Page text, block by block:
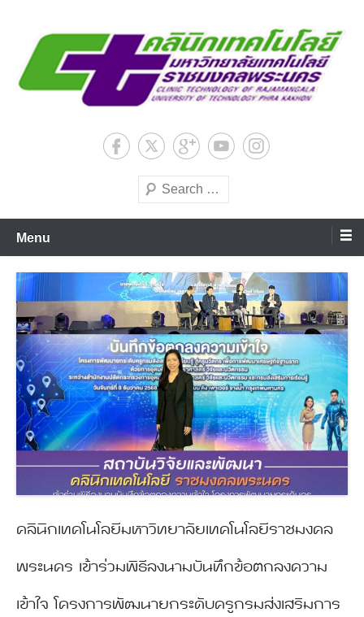
content
ศูนย์คลินิกเทคโนโลยีสถาบันวิจัย
และพัฒนา มหาวิทยาลัย
เทคโนโลยีราชมงคลพระนคร
Search
Menu
คลินิกเทคโนโลยีมหาวิทยาลัยเทคโนโลยีราชมงคล
พระนคร เข้าร่วมพิธีลงนามบันทึกข้อตกลงความ
เข้าใจ โครงการพัฒนายกระดับครูกรมส่งเสริมการ